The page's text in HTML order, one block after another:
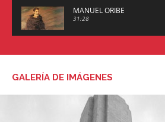
MANUEL ORIBE
31:28
26:08
Arte argentino por Enrique
Omar López Mato y Marcos
GALERÍA DE IMÁGENES